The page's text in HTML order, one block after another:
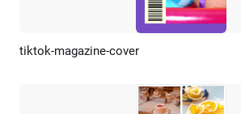
プレビュー
tiktok-magazine-cover